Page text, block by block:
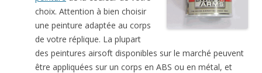
choix. Attention à bien choisir
une peinture adaptée au corps
de votre réplique. La plupart
des peintures airsoft disponibles sur le marché peuvent
être appliquées sur un corps en ABS ou en métal, et